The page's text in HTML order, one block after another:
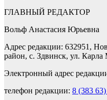
ГЛАВНЫЙ РЕДАКТОР
Вольф Анастасия Юрьевна
Адрес редакции: 632951,
район, с. Здвинск, ул. Карла
Электронный адрес
телефон редакции: 8 (383